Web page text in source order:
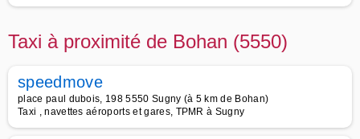
Taxi à proximité de Bohan (5550)
speedmove
place paul dubois, 198 5550 Sugny (à 5 km de Bohan)
Taxi , navettes aéroports et gares, TPMR à Sugny